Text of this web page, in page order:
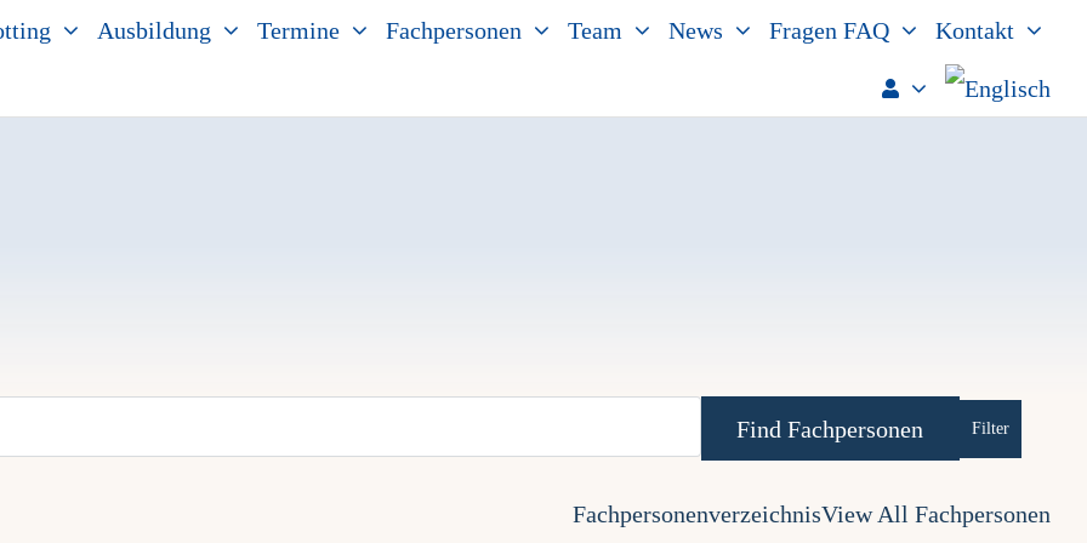
Ausbildung Termine Fachpersonen Team News Fragen FAQ Kontakt
FachpersonenverzeichnisView All Fachpersonen